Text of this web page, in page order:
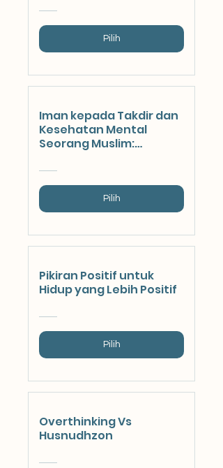
Pilih
Iman kepada Takdir dan
Kesehatan Mental
Seorang Muslim:
Pengaruhnya
Pilih
Pikiran Positif untuk
Hidup yang Lebih Positif
Pilih
Overthinking Vs
Husnudhzon